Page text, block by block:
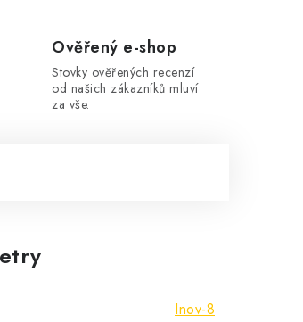
Ověřený e-shop
Stovky ověřených recenzí
od našich zákazníků mluví
za vše.
Inov-8